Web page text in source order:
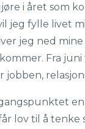
i året som
jeg fylle livet
jeg ned
Fra
jobben,
lov til å tenke